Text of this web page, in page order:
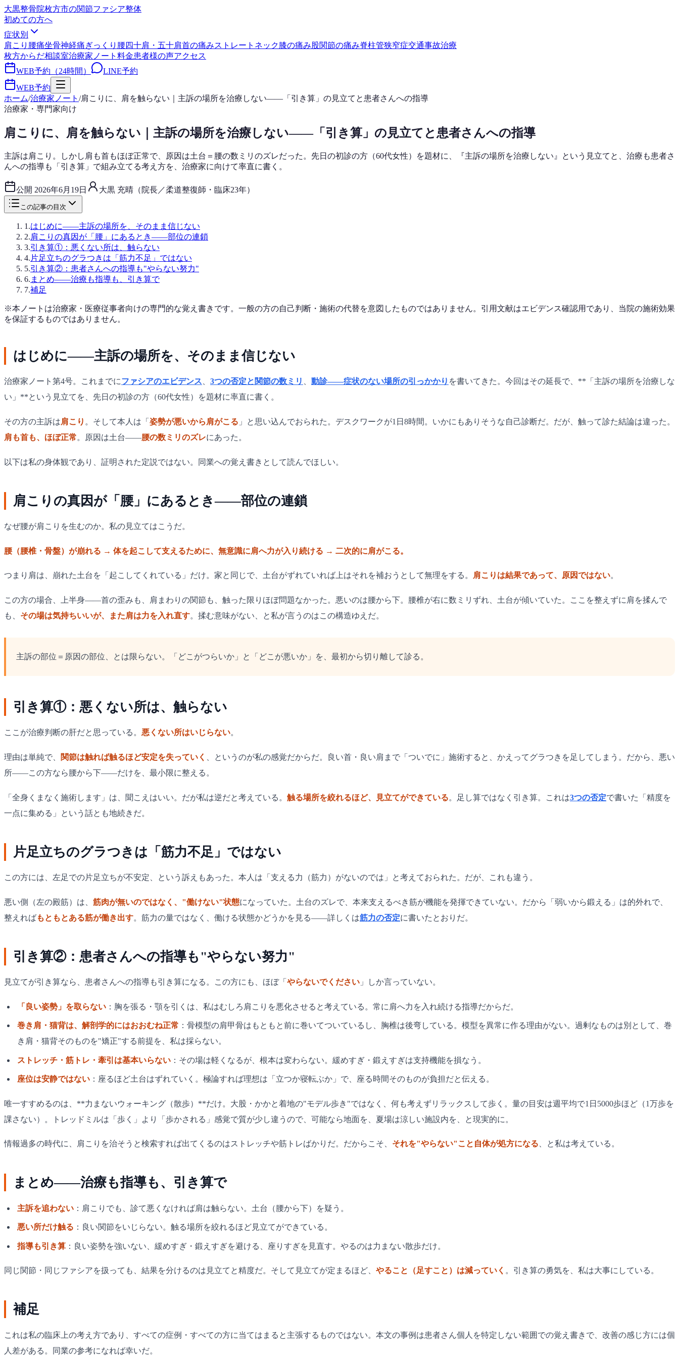
大黒整骨院枚方市の関節ファシア整体
初めての方へ
症状別
肩こり 腰痛坐骨神経痛ぎっくり腰四十肩・五十肩首の痛みストレートネック膝の痛み股関節の痛み脊柱管狭窄症交通事故治療
枚方からだ相談室治療家ノート 料金患者様の声アクセス
WEB予約（24時間）
LINE予約
WEB予約
ホーム/治療家ノート /肩こりに、肩を触らない｜主訴の場所を治療しない——「引き算」の見立てと患者さんへの指導
治療家・専門家向け
肩こりに、肩を触らない｜主訴の場所を治療しない——「引き算」の見立てと患者さんへの指導
主訴は肩こり。しかし肩も首もほぼ正常で、原因は土台＝腰の数ミリのズレだった。先日の初診の方（60代女性）を題材に、『主訴の場所を治療しない』という見立てと、治療も患者さ
んへの指導も「引き算」で組み立てる考え方を、治療家に向けて率直に書く。
公開 2026年6月19日 大黒 充晴（院長／柔道整復師・臨床23年）
この記事の目次
1 .はじめに——主訴の場所を、そのまま信じない
2.肩こりの真因が「腰」にあるとき——部位の連鎖
3.引き算①：悪くない所は、触らない
4. 片足立ちのグラつきは「筋力不足」ではない
5.引き算②：患者さんへの指導も"やらない努力"
6. まとめ——治療も指導も、引き算で
7.補足
※本ノートは治療家・医療従事者向けの専門的な覚え書きです。一般の方の自己判断・施術の代替を意図したものではありません。引用文献はエビデンス確認用であり、当院の施術効果
を保証するものではありません。
はじめに——主訴の場所を、そのまま信じない
治療家ノート第4号。これまでにファシアのエビデンス、 3つの否定と関節の数ミリ 、 動診——症状のない場所の引っかかり を書いてきた。今回はその延長で、**「主訴の場所を治療しな
い」**という見立てを、先日の初診の方（60代女性）を題材に率直に書く。
その方の主訴は肩こり 。そして本人は「 姿勢が悪いから肩がこる 」と思い込んでおられた。デスクワークが1日8時間。いかにもありそうな自己診断だ。だが、触って診た結論は違った。
肩も首も、ほぼ正常。原因は土台——腰の数ミリのズレにあった。
以下は私の身体観であり、証明された定説ではない。同業への覚え書きとして読んでほしい。
肩こりの真因が「腰」にあるとき——部位の連鎖
なぜ腰が肩こりを生むのか。私の見立てはこうだ。
腰（腰椎・骨盤）が崩れる → 体を起こして支えるために、無意識に肩へ力が入り続ける → 二次的に肩がこる。
つまり肩は、崩れた土台を「起こしてくれている」だけ。家と同じで、土台がずれていれば上はそれを補おうとして無理をする。 肩こりは結果であって、原因ではない。
この方の場合、上半身——首の歪みも、肩まわりの関節も、触った限りほぼ問題なかった。悪いのは腰から下。腰椎が右に数ミリずれ、土台が傾いていた。ここを整えずに肩を揉んで
も、 その場は気持ちいいが、また肩は力を入れ直す。揉む意味がない、と私が言うのはこの構造ゆえだ。
主訴の部位＝原因の部位、とは限らない。「どこがつらいか」と「どこが悪いか」を、最初から切り離して診る。
引き算①：悪くない所は、触らない
ここが治療判断の肝だと思っている。 悪くない所はいじらない。
理由は単純で、 関節は触れば触るほど安定を失っていく
、というのが私の感覚だからだ。良い首・良い肩まで「ついでに」施術すると、かえってグラつきを足してしまう。だから、悪い
所——この方なら腰から下——だけを、最小限に整える。
「全身くまなく施術します」は、聞こえはいい。だが私は逆だと考えている。 触る場所を絞れるほど、見立てができている。足し算ではなく引き算。これは3つの否定で書いた「精度を
一点に集める」という話とも地続きだ。
片足立ちのグラつきは「筋力不足」ではない
この方には、左足での片足立ちが不安定、という訴えもあった。本人は「支える力（筋力）がないのでは」と考えておられた。だが、これも違う。
悪い側（左の殿筋）は、 筋肉が無いのではなく、"働けない"状態になっていた。土台のズレで、本来支えるべき筋が機能を発揮できていない。だから「弱いから鍛える」は的外れで、
整えればもともとある筋が働き出す。筋力の量ではなく、働ける状態かどうかを見る——詳しくは筋力の否定に書いたとおりだ。
引き算②：患者さんへの指導も"やらない努力"
見立てが引き算なら、患者さんへの指導も引き算になる。この方にも、ほぼ「 やらないでください 」しか言っていない。
「良い姿勢」を取らない：胸を張る・顎を引くは、私はむしろ肩こりを悪化させると考えている。常に肩へ力を入れ続ける指導だからだ。
巻き肩・猫背は、解剖学的にはおおむね正常 ：骨模型の肩甲骨はもともと前に巻いてついているし、胸椎は後弯している。模型を異常に作る理由がない。過剰なものは別として、巻
き肩・猫背そのものを"矯正"する前提を、私は採らない。
ストレッチ・筋トレ・牽引は基本いらない：その場は軽くなるが、根本は変わらない。緩めすぎ・鍛えすぎは支持機能を損なう。
座位は安静ではない：座るほど土台はずれていく。極論すれば理想は「立つか寝転ぶか」で、座る時間そのものが負担だと伝える。
唯一すすめるのは、**力まないウォーキング（散歩）**だけ。大股・かかと着地の"モデル歩き"ではなく、何も考えずリラックスして歩く。量の目安は週平均で1日5000歩ほど（1万歩を
課さない）。トレッドミルは「歩く」より「歩かされる」感覚で質が少し違うので、可能なら地面を、夏場は涼しい施設内を、と現実的に。
情報過多の時代に、肩こりを治そうと検索すれば出てくるのはストレッチや筋トレばかりだ。だからこそ、 それを"やらない"こと自体が処方になる 、と私は考えている。
まとめ——治療も指導も、引き算で
主訴を追わない：肩こりでも、診て悪くなければ肩は触らない。土台（腰から下）を疑う。
悪い所だけ触る ：良い関節をいじらない。触る場所を絞れるほど見立てができている。
指導も引き算：良い姿勢を強いない、緩めすぎ・鍛えすぎを避ける、座りすぎを見直す。やるのは力まない散歩だけ。
同じ関節・同じファシアを扱っても、結果を分けるのは見立てと精度だ。そして見立てが定まるほど、 やること（足すこと）は減っていく 。引き算の勇気を、私は大事にしている。
補足
これは私の臨床上の考え方であり、すべての症例・すべての方に当てはまると主張するものではない。本文の事例は患者さん個人を特定しない範囲での覚え書きで、改善の感じ方には個
人差がある。同業の参考になれば幸いだ。